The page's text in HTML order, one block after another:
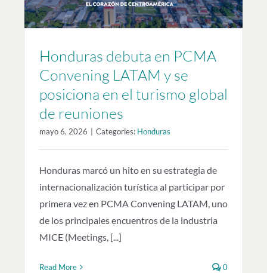
Honduras debuta en PCMA
Convening LATAM y se
posiciona en el turismo global
de reuniones
mayo 6, 2026 Categories: Honduras
Honduras marcó un hito en su estrategia de
internacionalización turística al participar por
primera vez en PCMA Convening LATAM, uno
de los principales encuentros de la industria
MICE (Meetings, [...]
Read More 0